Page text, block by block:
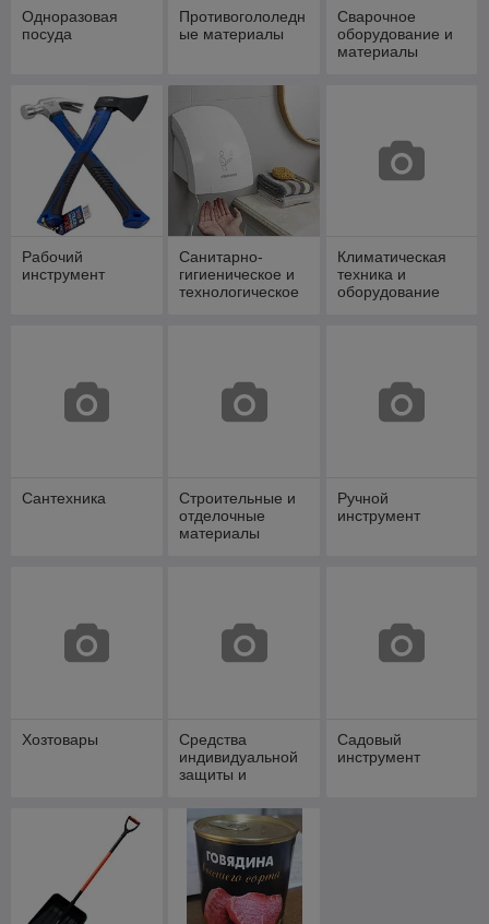
Одноразовая
посуда
Противогололедн
ые материалы
Сварочное
оборудование и
материалы
Рабочий
инструмент
Санитарно-
гигиеническое и
технологическое
Климатическая
техника и
оборудование
Cантехника
Строительные и
отделочные
материалы
Ручной
инструмент
Хозтовары
Средства
индивидуальной
защиты и
Садовый
инструмент